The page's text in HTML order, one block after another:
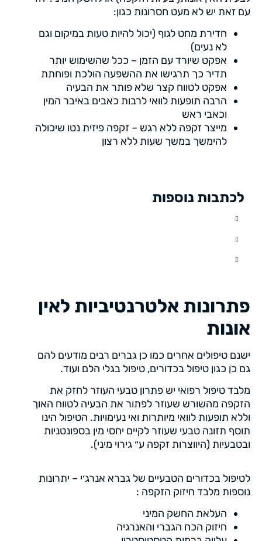
עם זאת יש לא מעט חסרונות כגון:
חדירת מחט לגוף (יכול להיות טעות במיקום וגם
לא נעים)
אפקט שיורד עם הזמן – ככל שהשימוש יותר
תדיר כך תרגישו את ההשפעה הולכת ופוחתת
אפקט לטווח קצר שלא פותר את הבעיה
הרבה תופעות לוואי לרבות כאבים באיבר המין
וכאבי ראש
מייצר זקפה ללא רגש – זקפה פיזית נטו שיכולה
להימשך במשך שעות ללא רצון
לכתבות נוספות
פתרונות אלטרנטיביות לאין
אונות
ישנם טיפולים אחרים כמו כן גברים רבים מודעים להם
גם כן כגון טיפול בכדורים, טיפול בגלי הלם ועוד.
מלבד טיפול רפואי יש פתרון טבעי העוזר לחזק את
הזקפה מהשורש שעוזר לפתור את הבעיה לטווח האוך
וללא תופעות לוואי מיותרות ואי נעימויות. הטיפול הינו
תוסף תזונה טבעי שעוזר לקיים יחסי מין בספונטניות
ובטבעיות (היווצרות זקפה ע״ גירוי מיני).
לטיפול בכדורים הטבעיים של גברא אנרג׳י – יתרונות
נוספות מלבד חיזוק הזקפה :
העלאת החשק המיני
חיזוק הכח הגברי והאנרגיה